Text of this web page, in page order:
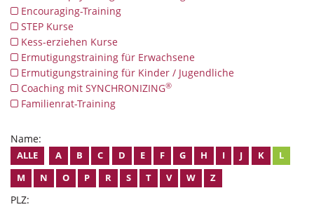
Encouraging-Training
STEP Kurse
Kess-erziehen Kurse
Ermutigungstraining für Erwachsene
Ermutigungstraining für Kinder / Jugendliche
Coaching mit SYNCHRONIZING®
Familienrat-Training
Name:
ALLE A B C D E F G H I J K
L
M
N O P R S T V W Z
PLZ: